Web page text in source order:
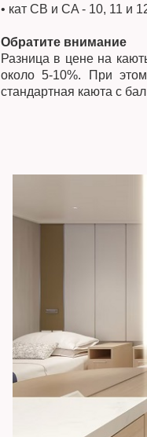
• кат СB и CA - 10, 11 и
Обратите внимание
Разница в цене на
около 5-10%. При
стандартная каюта с